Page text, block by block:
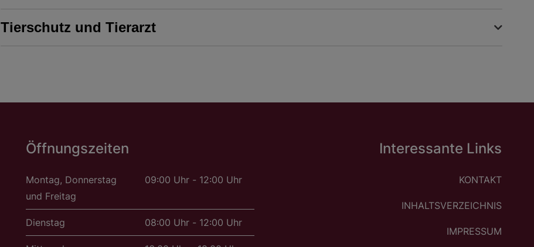
Tierschutz und Tierarzt
Öffnungszeiten
Montag, Donnerstag
und Freitag
09:00 Uhr - 12:00 Uhr
Dienstag 08:00 Uhr - 12:00 Uhr
Interessante Links
KONTAKT
INHALTSVERZEICHNIS
IMPRESSUM